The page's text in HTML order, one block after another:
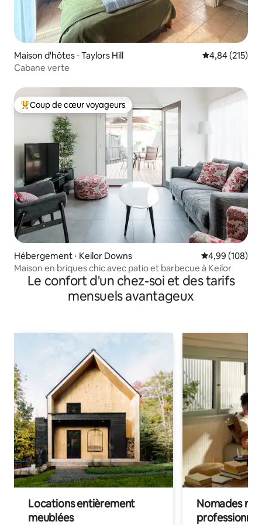
Maison d'hôtes ⋅ Taylors Hill Évaluation
4,84 (215)
Cabane verte
Coups de cœur voyageurs les plus appréciés
Coup de cœur voyageurs
Hébergement ⋅ Keilor Downs Évaluation
4,99 (108)
Maison en briques chic avec patio et barbecue à Keilor
Le confort d'un chez-soi et des tarifs
mensuels avantageux
Locations entièrement
meublées
Nomades